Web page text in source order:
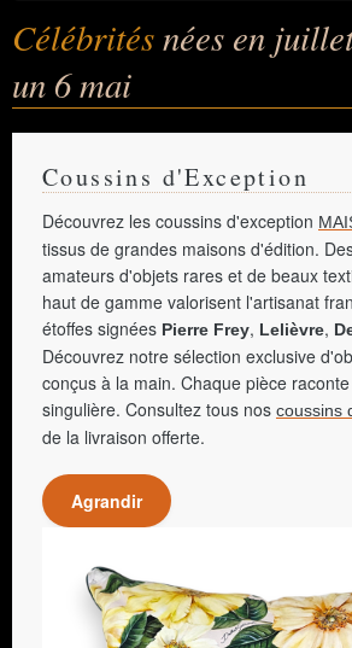
Célébritésnées en
un 6 mai
Coussins d'Exception
Découvrez les coussins d'exception
tissus de grandes maisons d'édition.
amateurs d'objets rares et de beaux
haut de gamme valorisent l'artisanat
étoffes signées Pierre Frey, Lelièvre,
Découvrez notre sélection exclusive
conçus à la main. Chaque pièce
singulière. Consultez tous nos coussins
de la livraison offerte.
Agrandir